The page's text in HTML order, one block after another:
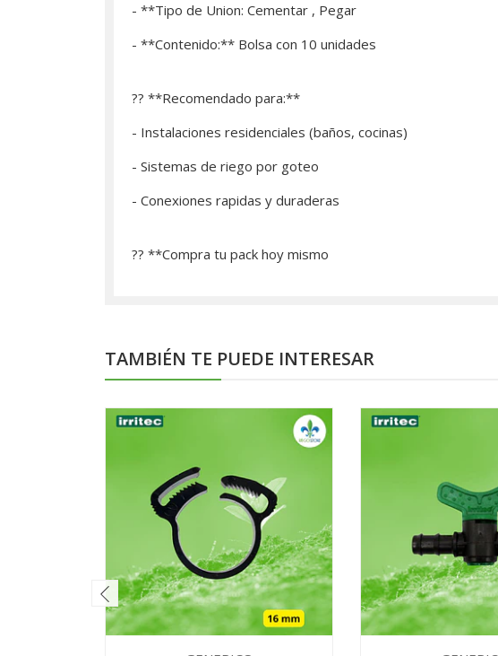
- **Tipo de Union: Cementar , Pegar
- **Contenido:** Bolsa con 10 unidades
?? **Recomendado para:**
- Instalaciones residenciales (baños, cocinas)
- Sistemas de riego por goteo
- Conexiones rapidas y duraderas
?? **­Compra tu pack hoy mismo
TAMBIÉN TE PUEDE INTERESAR